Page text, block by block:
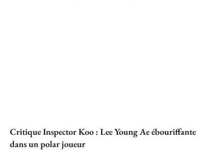
Critique Inspector Koo : Lee Young Ae ébouriffante
dans un polar joueur